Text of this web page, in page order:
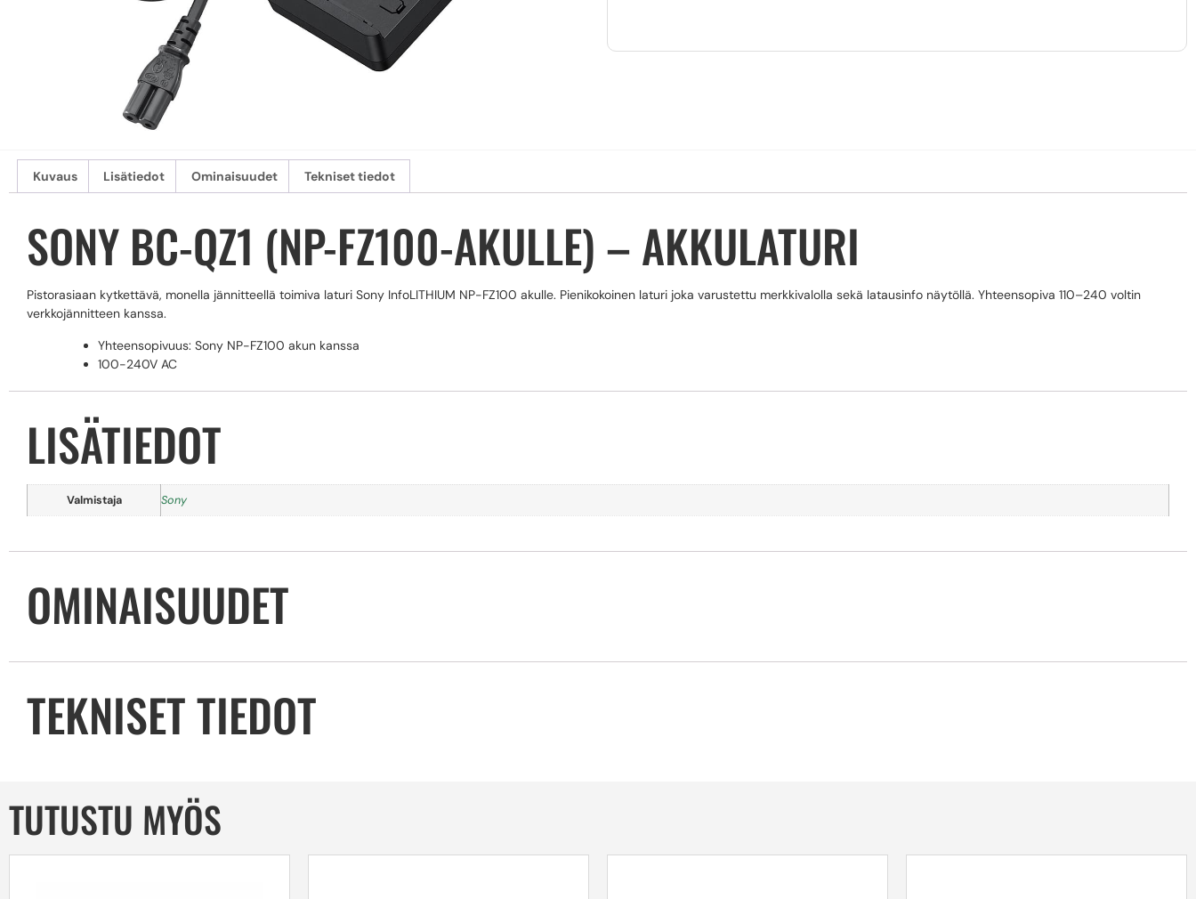
Kuvaus Lisätiedot Ominaisuudet Tekniset tiedot
SONY BC-QZ1 (NP-FZ100-AKULLE) – AKKULATURI
Pistorasiaan kytkettävä, monella jännitteellä toimiva laturi Sony InfoLITHIUM NP-FZ100 akulle. Pienikokoinen laturi joka varustettu merkkivalolla sekä latausinfo näytöllä. Yhteensopiva 110–240 voltin
verkkojännitteen kanssa.
Yhteensopivuus: Sony NP-FZ100 akun kanssa
100-240V AC
LISÄTIEDOT
Valmistaja Sony
OMINAISUUDET
TEKNISET TIEDOT
TUTUSTU MYÖS